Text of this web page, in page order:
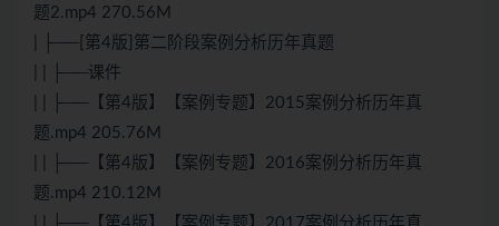
题2.mp4 270.56M
| ├──[第4版]第二阶段案例分析历年真题
| | ├──课件
| | ├──【第4版】【案例专题】2015案例分析历年真
题.mp4 205.76M
| | ├──【第4版】【案例专题】2016案例分析历年真
题.mp4 210.12M